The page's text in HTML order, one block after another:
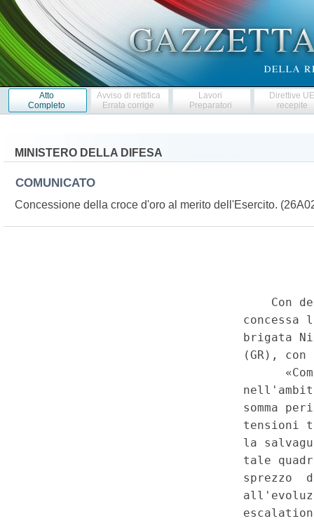
Atto
Completo
Avviso di rettifica
Errata corrige
Lavori
Preparatori
Direttive
recepite
MINISTERO DELLA DIFESA
COMUNICATO
Concessione della croce d'oro al merito dell'Esercito.